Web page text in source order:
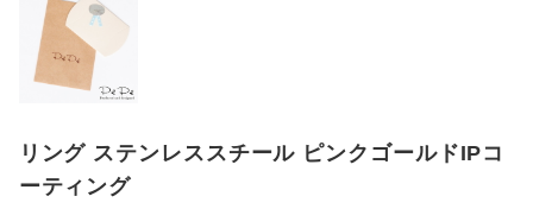
リング ステンレススチール ピンクゴールドIPコ
ーティング